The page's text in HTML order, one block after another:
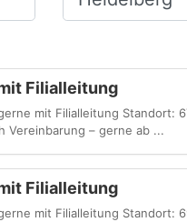
Filialleitung
mit Filialleitung Standort:
Vereinbarung – gerne ab ...
Filialleitung
mit Filialleitung Standort: